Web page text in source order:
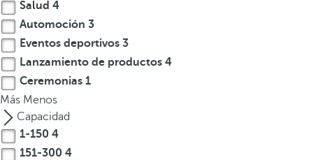
t
e
r
s
,
p
u
e
Salud 4
Automoción 3
Eventos deportivos 3
Lanzamiento de productos 4
Ceremonias 1
Más Menos
Capacidad
1-150 4
151-300 4